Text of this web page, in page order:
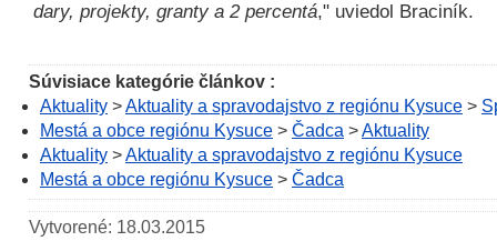
dary, projekty, granty a 2 percentá," uviedol Braciník.
Súvisiace kategórie článkov :
Aktuality >Aktuality a spravodajstvo z regiónu Kysuce >
Mestá a obce regiónu Kysuce > Čadca >Aktuality
Aktuality >Aktuality a spravodajstvo z regiónu Kysuce
Mestá a obce regiónu Kysuce > Čadca
Vytvorené: 18.03.2015